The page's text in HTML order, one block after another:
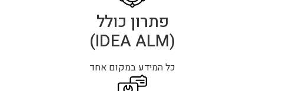
פתרון כולל
(IDEA ALM)
כל המידע במקום אחד